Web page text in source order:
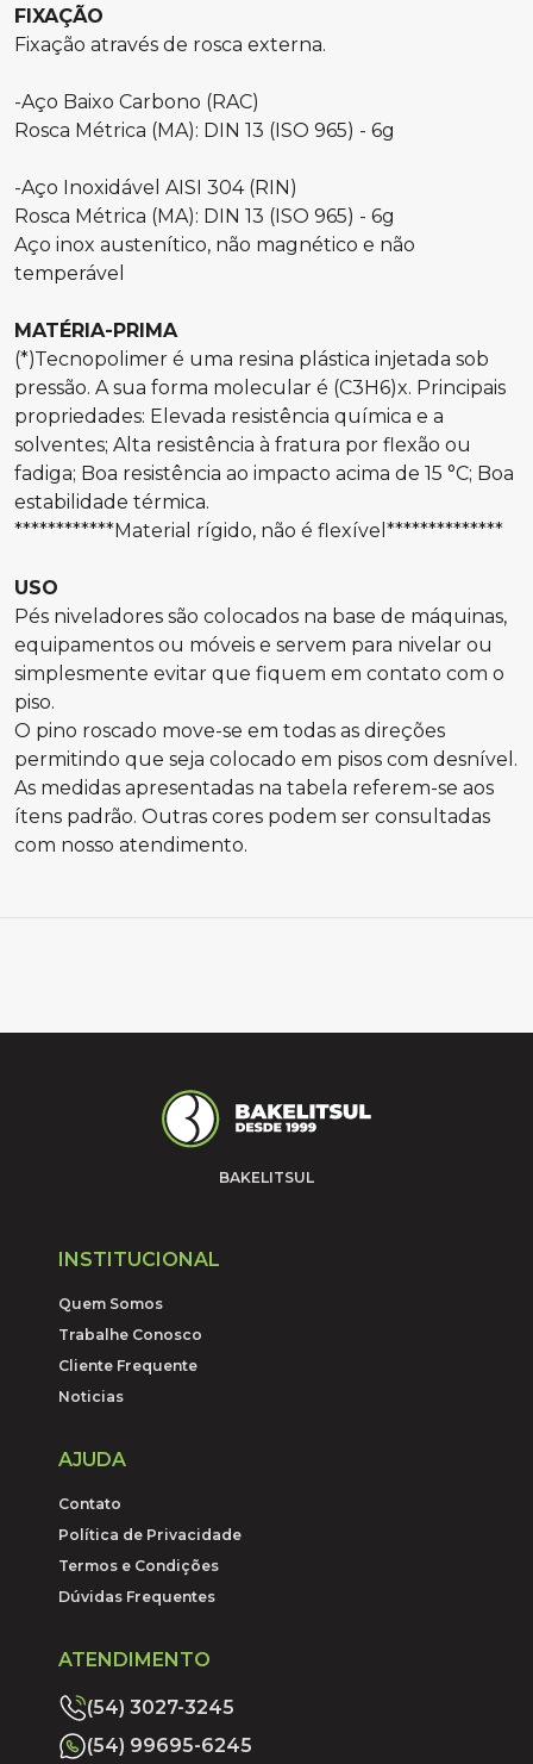
FIXAÇÃO
Fixação através de rosca externa.
-Aço Baixo Carbono (RAC)
Rosca Métrica (MA): DIN 13 (ISO 965) - 6g
-Aço Inoxidável AISI 304 (RIN)
Rosca Métrica (MA): DIN 13 (ISO 965) - 6g
Aço inox austenítico, não magnético e não
temperável
MATÉRIA-PRIMA
(*)Tecnopolimer é uma resina plástica injetada sob
pressão. A sua forma molecular é (C3H6)x. Principais
propriedades: Elevada resistência química e a
solventes; Alta resistência à fratura por flexão ou
fadiga; Boa resistência ao impacto acima de 15 °C; Boa
estabilidade térmica.
************Material rígido, não é flexível**************
USO
Pés niveladores são colocados na base de máquinas,
equipamentos ou móveis e servem para nivelar ou
simplesmente evitar que fiquem em contato com o
piso.
O pino roscado move-se em todas as direções
permitindo que seja colocado em pisos com desnível.
As medidas apresentadas na tabela referem-se aos
ítens padrão. Outras cores podem ser consultadas
com nosso atendimento.
BAKELITSUL
INSTITUCIONAL
Quem Somos
Trabalhe Conosco
Cliente Frequente
Noticias
AJUDA
Contato
Política de Privacidade
Termos e Condições
Dúvidas Frequentes
ATENDIMENTO
(54) 3027-3245
(54) 99695-6245